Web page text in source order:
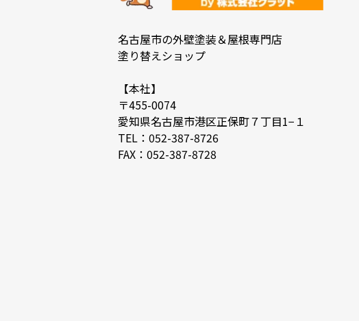
名古屋市の外壁塗装＆屋根専門店
塗り替えショップ
【本社】
〒455-0074
愛知県名古屋市港区正保町７丁目1−１
TEL：052-387-8726
FAX：052-387-8728